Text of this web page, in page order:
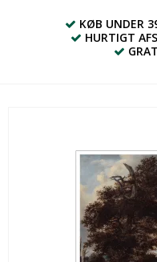
KØB UNDER
HURTIGT